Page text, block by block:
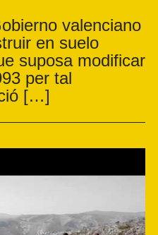
valenciano
en suelo
suposa modificar
per tal
[…]